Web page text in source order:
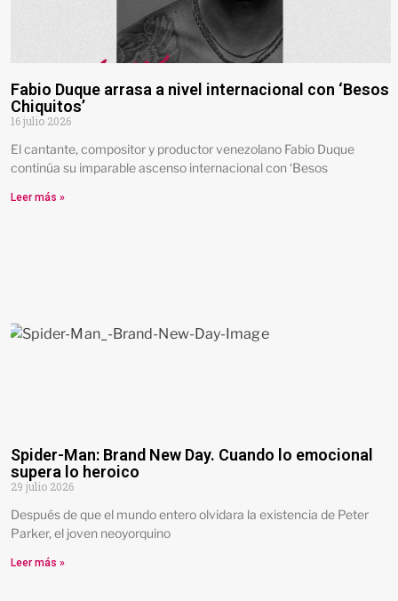
Fabio Duque arrasa a nivel internacional con ‘Besos
Chiquitos’
16 julio 2026
El cantante, compositor y productor venezolano Fabio Duque
continúa su imparable ascenso internacional con ‘Besos
Leer más »
Spider-Man: Brand New Day. Cuando lo emocional
supera lo heroico
29 julio 2026
Después de que el mundo entero olvidara la existencia de Peter
Parker, el joven neoyorquino
Leer más »